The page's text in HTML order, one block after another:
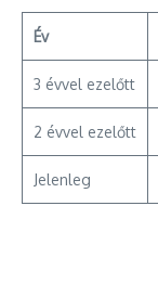
Év
3 évvel ezelőtt
2 évvel ezelőtt
Jelenleg